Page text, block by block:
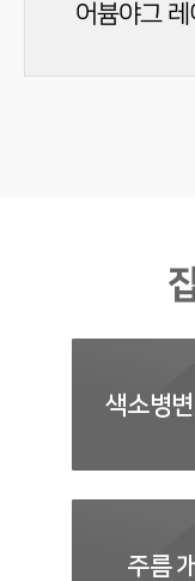
어븀야그 레
색소병
주름